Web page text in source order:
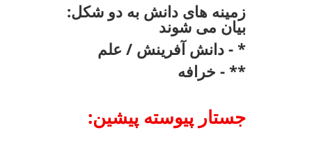
:زمینه های دانش به دو شکل
بیان می شوند
دانش آفرینش / علم - *
خرافه - **
:جستار پیوسته پیشین